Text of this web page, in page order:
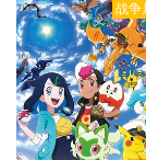
某日，一对村民父
倒怪物时，那对
9！？”达到
魔族之巅的魔王
魔族与人类共存的
们的，将是这个世
战争